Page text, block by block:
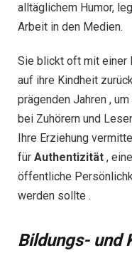
alltäglichem Humor,
Arbeit in den Medien.
Sie blickt oft mit einer
auf ihre Kindheit
prägenden Jahren ,
bei Zuhörern und
Ihre Erziehung
für Authentizität ,
öffentliche
werden sollte .
Bildungs- und